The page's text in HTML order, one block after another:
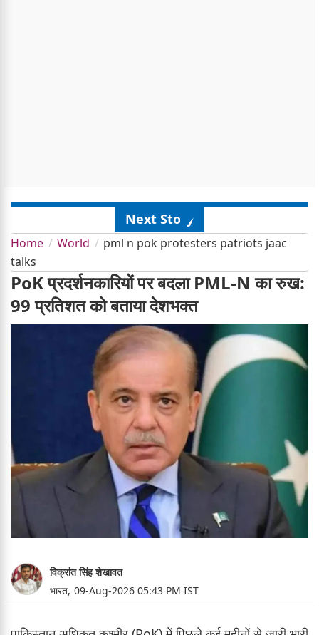
Next Story
Home World
pml n pok protesters patriots jaac
talks
PoK प्रदर्शनकारियों पर बदला PML-N का रुख:
99 प्रतिशत को बताया देशभक्त
विक्रांत सिंह शेखावत
भारत, 09-Aug-2026 05:43 PM IST